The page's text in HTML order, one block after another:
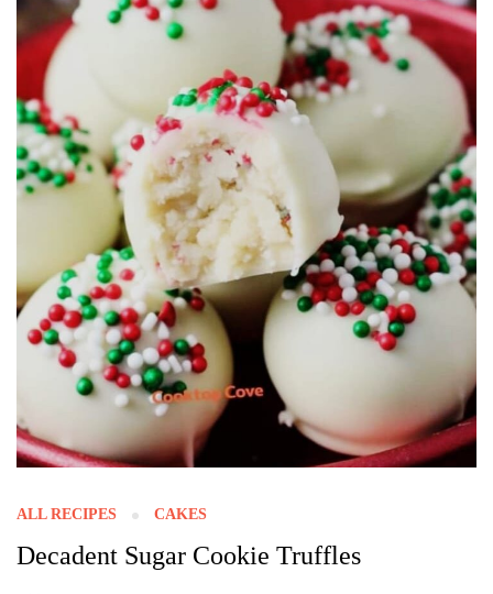
ALL RECIPES CAKES
Decadent Sugar Cookie Truffles